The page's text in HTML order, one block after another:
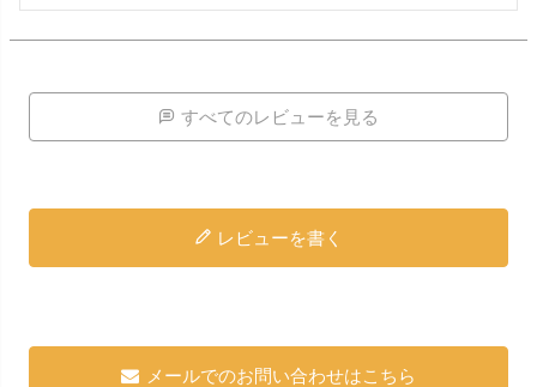
すべてのレビューを見る
レビューを書く
メールでのお問い合わせはこちら